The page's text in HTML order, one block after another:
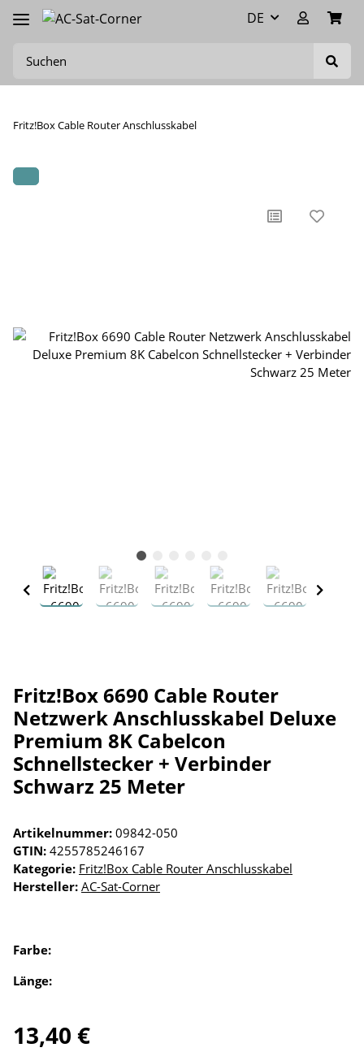
DE
Fritz!Box Cable Router Anschlusskabel
Fritz!Box 6690 Cable Router
Netzwerk Anschlusskabel Deluxe
Premium 8K Cabelcon
Schnellstecker + Verbinder
Schwarz 25 Meter
Artikelnummer: 09842-050
GTIN: 4255785246167
Kategorie: Fritz!Box Cable Router Anschlusskabel
Hersteller: AC-Sat-Corner
Farbe:
Länge:
13,40 €